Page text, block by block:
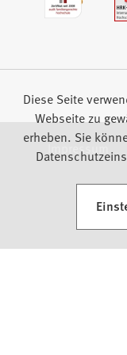
Impressum
Diese Seite
Webseite zu
erheben. Sie
(Öffnet in einem